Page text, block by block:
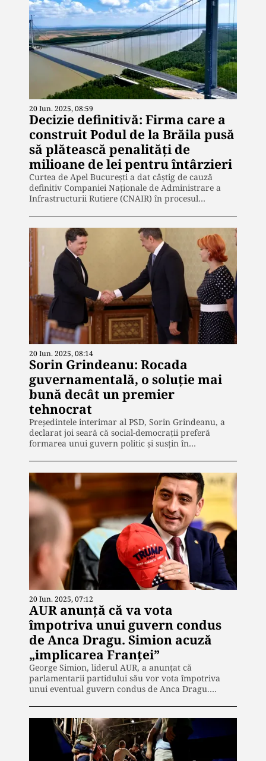
20 Iun. 2025, 08:59
Decizie definitivă: Firma care a
construit Podul de la Brăila pusă
să plătească penalităţi de
milioane de lei pentru întârzieri
Curtea de Apel București a dat câștig de cauză
definitiv Companiei Naționale de Administrare a
Infrastructurii Rutiere (CNAIR) în procesul…
20 Iun. 2025, 08:14
Sorin Grindeanu: Rocada
guvernamentală, o soluţie mai
bună decât un premier
tehnocrat
Preşedintele interimar al PSD, Sorin Grindeanu, a
declarat joi seară că social-democraţii preferă
formarea unui guvern politic şi susţin în…
20 Iun. 2025, 07:12
AUR anunță că va vota
împotriva unui guvern condus
de Anca Dragu. Simion acuză
„implicarea Franței”
George Simion, liderul AUR, a anunțat că
parlamentarii partidului său vor vota împotriva
unui eventual guvern condus de Anca Dragu.…